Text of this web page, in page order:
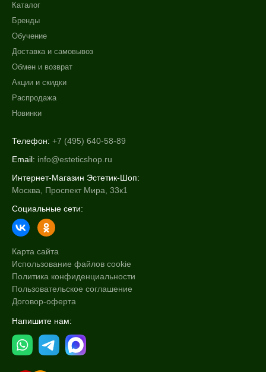
Каталог
Бренды
Обучение
Доставка и самовывоз
Обмен и возврат
Акции и скидки
Распродажа
Новинки
Телефон: +7 (495) 640-58-89
Email: info@esteticshop.ru
Интернет-Магазин Эстетик-Шоп:
Москва, Проспект Мира, 33к1
Социальные сети:
Карта сайта
Использование файлов cookie
Политика конфиденциальности
Пользовательское соглашение
Договор-оферта
Напишите нам: